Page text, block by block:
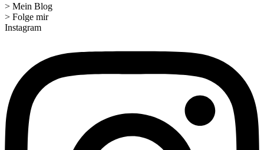
> Mein Blog
> Folge mir
Instagram